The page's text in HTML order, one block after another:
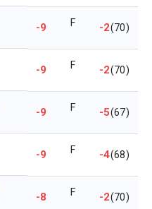
-9 F -2(70)
-9 F -2(70)
-9 F -5(67)
-9 F -4(68)
-8 F -2(70)